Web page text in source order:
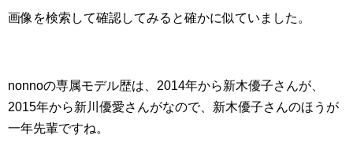
画像を検索して確認してみると確かに似ていました。
nonnoの専属モデル歴は、2014年から新木優子さんが、
2015年から新川優愛さんがなので、新木優子さんのほうが
一年先輩ですね。